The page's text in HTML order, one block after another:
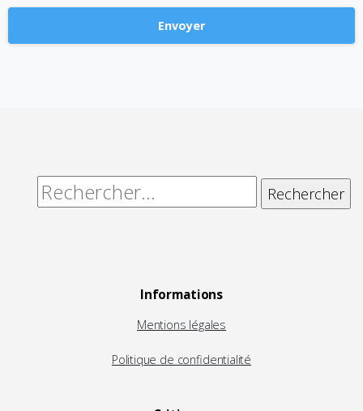
Rechercher :
Informations
Mentions légales
Politique de confidentialité